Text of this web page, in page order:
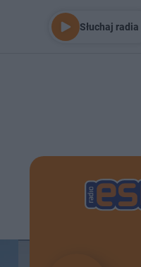
Słuchaj radia